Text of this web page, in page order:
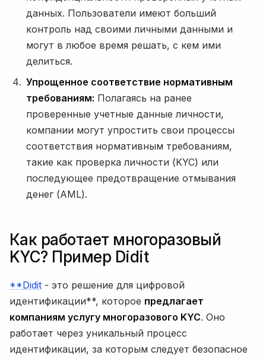
данных. Пользователи имеют больший
контроль над своими личными данными и
могут в любое время решать, с кем ими
делиться.
Упрощенное соответствие нормативным
требованиям: Полагаясь на ранее
проверенные учетные данные личности,
компании могут упростить свои процессы
соответствия нормативным требованиям,
такие как проверка личности (KYC) или
последующее предотвращение отмывания
денег (AML).
Как работает многоразовый
KYC? Пример Didit
**Didit - это решение для цифровой
идентификации**, которое предлагает
компаниям услугу многоразового KYC. Оно
работает через уникальный процесс
идентификации, за которым следует безопасное